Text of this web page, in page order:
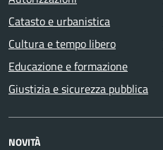
Catasto e urbanistica
Cultura e tempo libero
Educazione e formazione
Giustizia e sicurezza pubblica
NOVITÀ